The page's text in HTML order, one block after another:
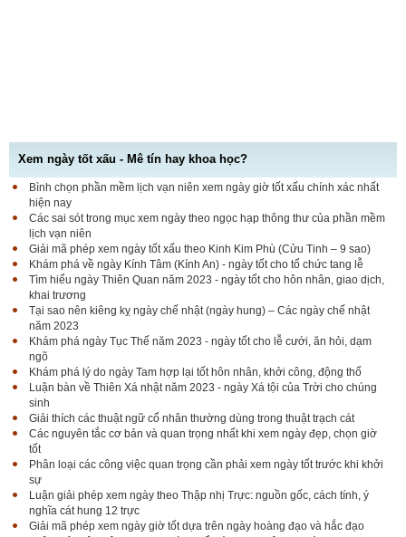
Xem ngày tốt xấu - Mê tín hay khoa học?
Bình chọn phần mềm lịch vạn niên xem ngày giờ tốt xấu chính xác nhất
hiện nay
Các sai sót trong mục xem ngày theo ngọc hạp thông thư của phần mềm
lịch vạn niên
Giải mã phép xem ngày tốt xấu theo Kinh Kim Phù (Cửu Tinh – 9 sao)
Khám phá về ngày Kính Tâm (Kính An) - ngày tốt cho tổ chức tang lễ
Tìm hiểu ngày Thiên Quan năm 2023 - ngày tốt cho hôn nhân, giao dịch,
khai trương
Tại sao nên kiêng kỵ ngày chế nhật (ngày hung) – Các ngày chế nhật
năm 2023
Khám phá ngày Tục Thế năm 2023 - ngày tốt cho lễ cưới, ăn hỏi, dạm
ngõ
Khám phá lý do ngày Tam hợp lại tốt hôn nhân, khởi công, động thổ
Luận bàn về Thiên Xá nhật năm 2023 - ngày Xá tội của Trời cho chúng
sinh
Giải thích các thuật ngữ cổ nhân thường dùng trong thuật trạch cát
Các nguyên tắc cơ bản và quan trọng nhất khi xem ngày đẹp, chọn giờ
tốt
Phân loại các công việc quan trọng cần phải xem ngày tốt trước khi khởi
sự
Luận giải phép xem ngày theo Thập nhị Trực: nguồn gốc, cách tính, ý
nghĩa cát hung 12 trực
Giải mã phép xem ngày giờ tốt dựa trên ngày hoàng đạo và hắc đạo